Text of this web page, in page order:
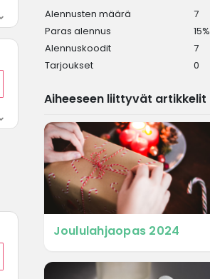
Alennusten määrä
7
Paras alennus
15%
Alennuskoodit
7
Tarjoukset
0
Aiheeseen liittyvät artikkelit
Joululahjaopas 2024